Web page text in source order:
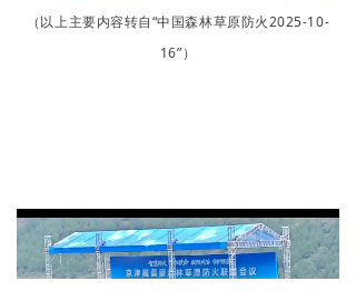
（以上主要内容转自“中国森林草原防火2025-10-
16”）